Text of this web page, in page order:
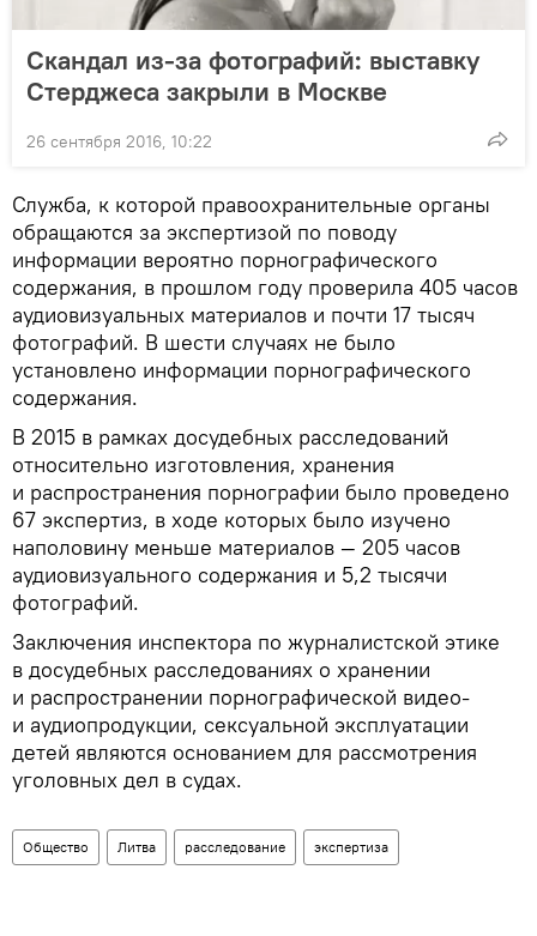
Скандал из-за фотографий: выставку
Стерджеса закрыли в Москве
26 сентября 2016, 10:22
Служба, к которой правоохранительные органы
обращаются за экспертизой по поводу
информации вероятно порнографического
содержания, в прошлом году проверила 405 часов
аудиовизуальных материалов и почти 17 тысяч
фотографий. В шести случаях не было
установлено информации порнографического
содержания.
В 2015 в рамках досудебных расследований
относительно изготовления, хранения
и распространения порнографии было проведено
67 экспертиз, в ходе которых было изучено
наполовину меньше материалов — 205 часов
аудиовизуального содержания и 5,2 тысячи
фотографий.
Заключения инспектора по журналистской этике
в досудебных расследованиях о хранении
и распространении порнографической видео-
и аудиопродукции, сексуальной эксплуатации
детей являются основанием для рассмотрения
уголовных дел в судах.
Общество Литва расследование экспертиза